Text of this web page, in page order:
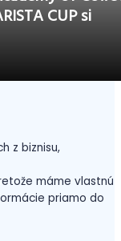
CUP si
z biznisu,
máme vlastnú
priamo do